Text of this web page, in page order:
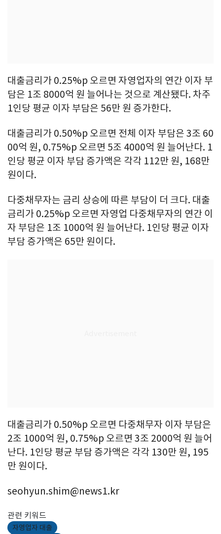
대출금리가 0.25%p 오르면 자영업자의 연간 이자 부
담은 1조 8000억 원 늘어나는 것으로 계산됐다. 차주
1인당 평균 이자 부담은 56만 원 증가한다.
대출금리가 0.50%p 오르면 전체 이자 부담은 3조 60
00억 원, 0.75%p 오르면 5조 4000억 원 늘어난다. 1
인당 평균 이자 부담 증가액은 각각 112만 원, 168만
원이다.
다중채무자는 금리 상승에 따른 부담이 더 크다. 대출
금리가 0.25%p 오르면 자영업 다중채무자의 연간 이
자 부담은 1조 1000억 원 늘어난다. 1인당 평균 이자
부담 증가액은 65만 원이다.
대출금리가 0.50%p 오르면 다중채무자 이자 부담은
2조 1000억 원, 0.75%p 오르면 3조 2000억 원 늘어
난다. 1인당 평균 부담 증가액은 각각 130만 원, 195
만 원이다.
seohyun.shim@news1.kr
관련 키워드
자영업자 대출